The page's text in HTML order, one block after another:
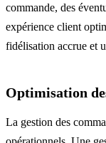
commande, des
expérience client
fidélisation accrue et
Optimisation
La gestion des